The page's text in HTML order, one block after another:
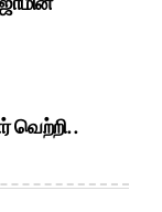
வெற்றி..